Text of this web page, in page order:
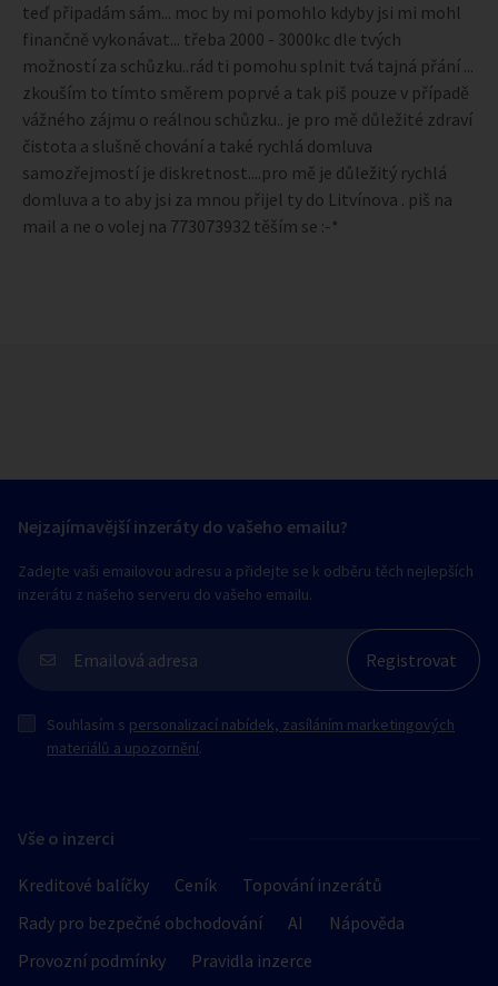
teď připadám sám... moc by mi pomohlo kdyby jsi mi mohl
finančně vykonávat... třeba 2000 - 3000kc dle tvých
možností za schůzku..rád ti pomohu splnit tvá tajná přání ...
zkouším to tímto směrem poprvé a tak piš pouze v případě
vážného zájmu o reálnou schůzku.. je pro mě důležité zdraví
čistota a slušně chování a také rychlá domluva
samozřejmostí je diskretnost....pro mě je důležitý rychlá
domluva a to aby jsi za mnou přijel ty do Litvínova . piš na
mail a ne o volej na 773073932 těším se :-*
Vše o inzerci
Kreditové balíčky Ceník
Topování inzerátů
Rady pro bezpečné obchodování
AI
Nápověda
Provozní podmínky
Pravidla inzerce
Nejzajímavější inzeráty do vašeho emailu?
Zadejte vaši emailovou adresu a přidejte se k odběru těch nejlepších
inzerátu z našeho serveru do vašeho emailu.
Souhlasím s personalizací nabídek, zasíláním marketingových
materiálů a upozornění.